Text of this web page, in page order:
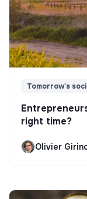
Tomorrow's
right time?
Olivier